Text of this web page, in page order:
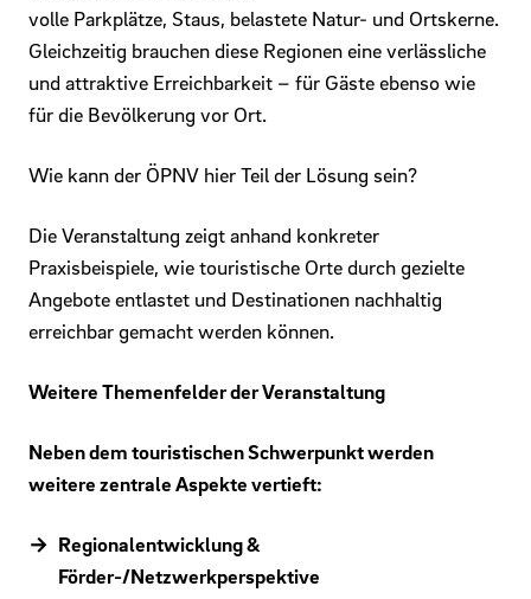
volle Parkplätze, Staus, belastete Natur- und Ortskerne.
Gleichzeitig brauchen diese Regionen eine verlässliche
und attraktive Erreichbarkeit – für Gäste ebenso wie
für die Bevölkerung vor Ort.
Wie kann der ÖPNV hier Teil der Lösung sein?
Die Veranstaltung zeigt anhand konkreter
Praxisbeispiele, wie touristische Orte durch gezielte
Angebote entlastet und Destinationen nachhaltig
erreichbar gemacht werden können.
Weitere Themenfelder der Veranstaltung
Neben dem touristischen Schwerpunkt werden
weitere zentrale Aspekte vertieft:
Regionalentwicklung &
Förder-/Netzwerkperspektive